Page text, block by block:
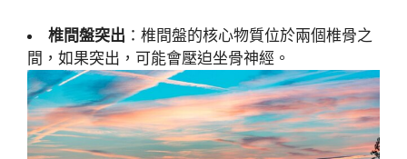
椎間盤突出 ：椎間盤的核心物質位於兩個椎骨之
間，如果突出，可能會壓迫坐骨神經。